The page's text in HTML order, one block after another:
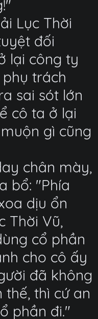
Lục Thời
đối
lại công ty
trách
sai sót lớn
cô ta ở lại
gì cũng
chân mày,
bổ: "Phía
dịu ổn
Thời Vũ,
cổ phần
cho cô ấy
đã không
thì cứ an
phần đi."